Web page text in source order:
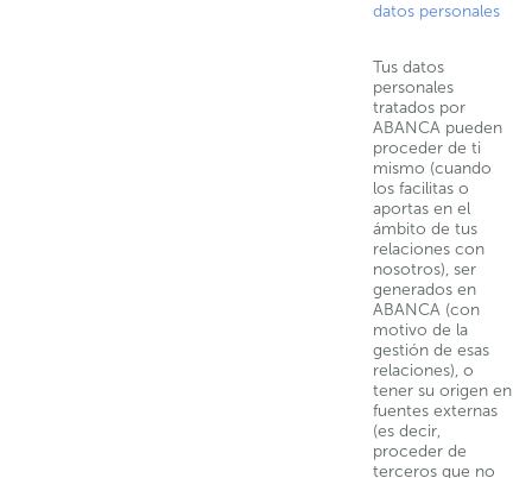
datos personales
Tus datos
personales
tratados por
ABANCA pueden
proceder de ti
mismo (cuando
los facilitas o
aportas en el
ámbito de tus
relaciones con
nosotros), ser
generados en
ABANCA (con
motivo de la
gestión de esas
relaciones), o
tener su origen en
fuentes externas
(es decir,
proceder de
terceros que no